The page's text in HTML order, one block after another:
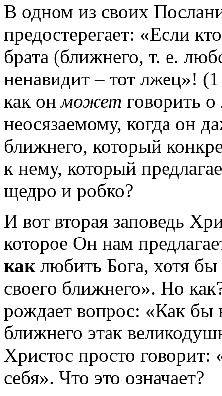
В одном из своих
предостерегает: «Если
брата (ближнего, т. е.
ненавидит – тот лжец»!
как онможет говорить
неосязаемому, когда он
ближнего, который
к нему, который
щедро и робко?
И вот вторая заповедь
которое Он нам
как любить Бога, хотя бы
своего ближнего». Но
рождает вопрос: «Как бы
ближнего этак
Христос просто
себя». Что это означает?